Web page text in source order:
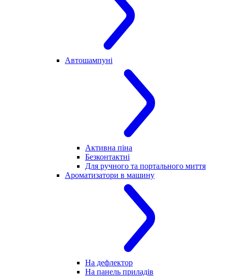
Автошампуні
Активна піна
Безконтактні
Для ручного та портального миття
Ароматизатори в машину
На дефлектор
На панель приладів